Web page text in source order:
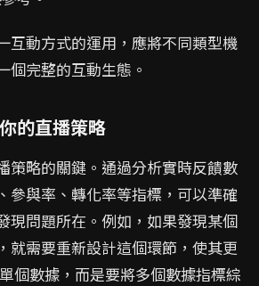
互動方式的運用，應將不同類型機
個完整的互動生態。
的直播策略
策略的關鍵。通過分析實時反饋數
參與率、轉化率等指標，可以準確
現問題所在。例如，如果發現某個
就需要重新設計這個環節，使其更
個數據，而是要將多個數據指標綜